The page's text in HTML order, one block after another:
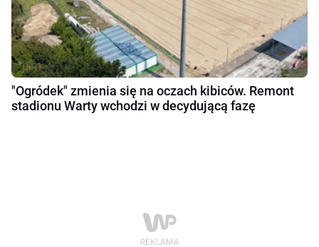
"Ogródek" zmienia się na oczach kibiców. Remont
stadionu Warty wchodzi w decydującą fazę